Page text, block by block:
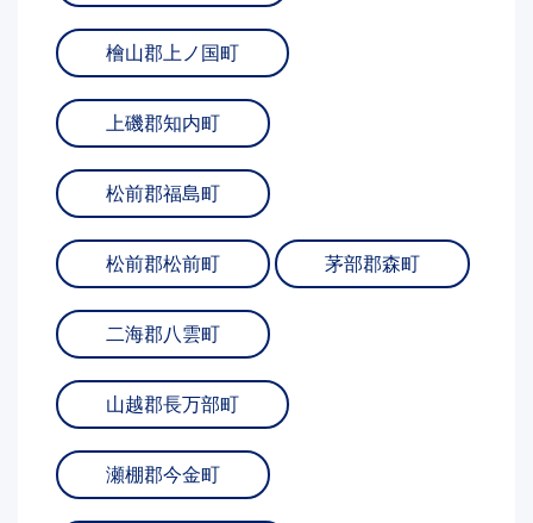
檜山郡上ノ国町
上磯郡知内町
松前郡福島町
松前郡松前町 茅部郡森町
二海郡八雲町
山越郡長万部町
瀬棚郡今金町